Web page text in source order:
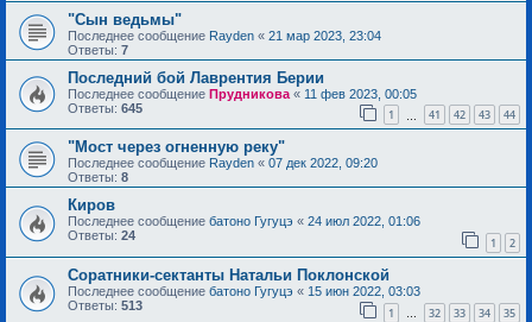
"Сын ведьмы"
Последнее сообщение Rayden « 21 мар 2023, 23:04
Ответы: 7
Последний бой Лаврентия Берии
Последнее сообщение Прудникова « 11 фев 2023, 00:05
Ответы: 645 1 41 42 43 44
"Мост через огненную реку"
Последнее сообщение Rayden « 07 дек 2022, 09:20
Ответы: 8
Киров
Последнее сообщение батоно Гугуцэ « 24 июл 2022, 01:06
Ответы: 24 1 2
Соратники-сектанты Натальи Поклонской
Последнее сообщение батоно Гугуцэ « 15 июн 2022, 03:03
Ответы: 513 1 … 32 33 34 35